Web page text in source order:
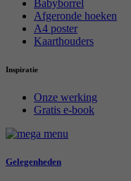
Babyborrel
Afgeronde hoeken
A4 poster
Kaarthouders
Inspiratie
Onze werking
Gratis e-book
Gelegenheden